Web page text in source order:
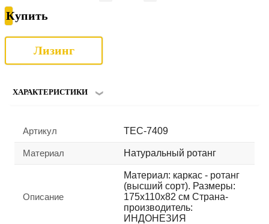
Купить
Лизинг
ХАРАКТЕРИСТИКИ
Артикул TEC-7409
Материал Натуральный ротанг
Описание
Материал: каркас - ротанг
(высший сорт). Размеры:
175х110х82 см Страна-
производитель:
ИНДОНЕЗИЯ